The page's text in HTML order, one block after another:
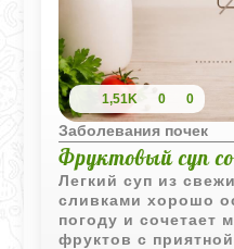
1,51K 0 0
Заболевания почек
Фруктовый суп
Легкий суп из
сливками хорошо
погоду и сочетает
фруктов с